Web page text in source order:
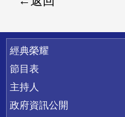
快速連結
經典榮耀
節目表
主持人
政府資訊公開